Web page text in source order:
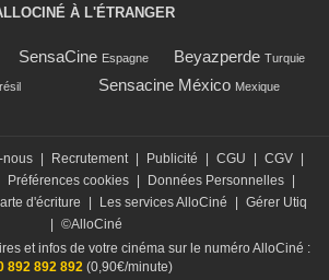
À L'ÉTRANGER
SensaCine Espagne Beyazperde Turquie
Sensacine México Mexique
nous Recrutement Publicité CGU CGV
Préférences cookies Données Personnelles
d'écriture Les services AlloCiné
Gérer Utiq
©AlloCiné
et infos de votre cinéma sur le numéro AlloCiné :
892 892 892(0,90€/minute)